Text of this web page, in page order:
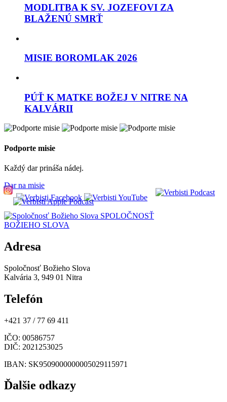
MODLITBA K SV. JOZEFOVI ZA
BLAŽENÚ SMRŤ
MISIE BOROMLAK 2026
PÚŤ K MATKE BOŽEJ V NITRE NA
KALVÁRII
Podporte misie
Každý dar prináša nádej.
Dar na misie
SPOLOČNOSŤ
BOŽIEHO SLOVA
Adresa
Spoločnosť Božieho Slova
Kalvária 3, 949 01 Nitra
Telefón
+421 37 / 77 69 411
IČO: 00586757
DIČ: 2021253025
IBAN: SK9509000000005029115971
Ďalšie odkazy